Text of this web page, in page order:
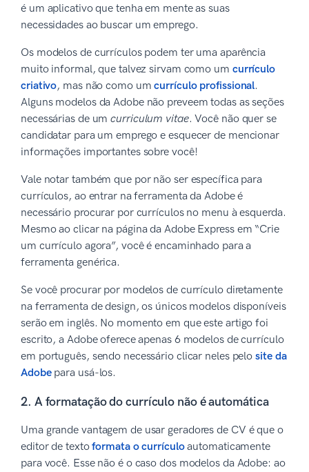
é um aplicativo que tenha em mente as suas
necessidades ao buscar um emprego.
Os modelos de currículos podem ter uma aparência
muito informal, que talvez sirvam como um currículo
criativo, mas não como umcurrículo profissional.
Alguns modelos da Adobe não preveem todas as seções
necessárias de umcurriculum vitae. Você não quer se
candidatar para um emprego e esquecer de mencionar
informações importantes sobre você!
Vale notar também que por não ser específica para
currículos, ao entrar na ferramenta da Adobe é
necessário procurar por currículos no menu à esquerda.
Mesmo ao clicar na página da Adobe Express em “Crie
um currículo agora”, você é encaminhado para a
ferramenta genérica.
Se você procurar por modelos de currículo diretamente
na ferramenta de design, os únicos modelos disponíveis
serão em inglês. No momento em que este artigo foi
escrito, a Adobe oferece apenas 6 modelos de currículo
em português, sendo necessário clicar neles pelosite da
Adobepara usá-los.
2. A formatação do currículo não é automática
Uma grande vantagem de usar geradores de CV é que o
editor de textoformata o currículoautomaticamente
para você. Esse não é o caso dos modelos da Adobe: ao